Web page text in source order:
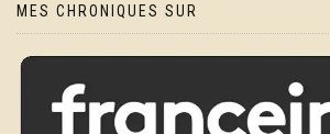
MES CHRONIQUES SUR